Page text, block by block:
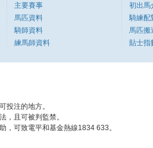
主要賽事
馬匹資料
騎師資料
練馬師資料
初出馬
騎練配
馬匹搬
貼士指
投注的地方。
，且可被判監禁。
，可致電平和基金熱線1834 633。